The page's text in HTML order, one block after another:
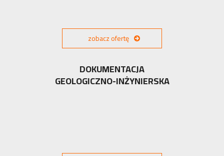
zobacz ofertę
DOKUMENTACJA
GEOLOGICZNO-INŻYNIERSKA